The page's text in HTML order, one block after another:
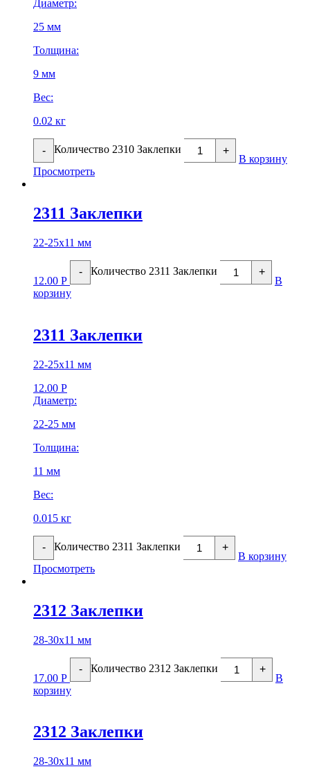
Диаметр:
25 мм
Толщина:
9 мм
Вес:
0.02 кг
- Количество 2310 Заклепки +
В корзину
Просмотреть
2311 Заклепки
22-25х11 мм
12.00 Р
- Количество 2311 Заклепки +
В
корзину
2311 Заклепки
22-25х11 мм
12.00 Р
Диаметр:
22-25 мм
Толщина:
11 мм
Вес:
0.015 кг
- Количество 2311 Заклепки +
В корзину
Просмотреть
2312 Заклепки
28-30х11 мм
17.00 Р
- Количество 2312 Заклепки +
В
корзину
2312 Заклепки
28-30х11 мм